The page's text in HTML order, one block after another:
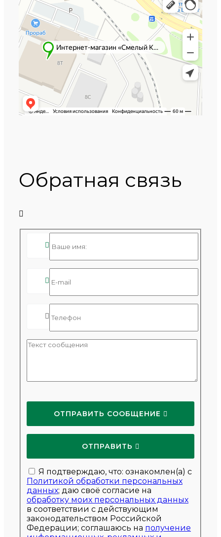
Обратная связь




ОТПРАВИТЬ СООБЩЕНИЕ 
ОТПРАВИТЬ 
Я подтверждаю, что: ознакомлен(а) с
Политикой обработки персональных
данных; даю своё согласие на
обработку моих персональных данных
в соответствии с действующим
законодательством Российской
Федерации; соглашаюсь на получение